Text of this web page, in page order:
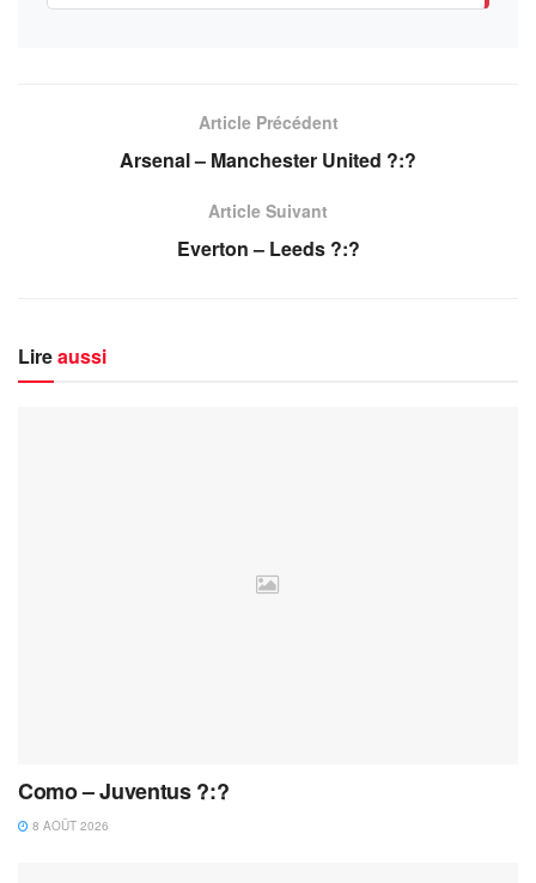
Article Précédent
Arsenal – Manchester United ?:?
Article Suivant
Everton – Leeds ?:?
Lireaussi
Como – Juventus ?:?
8 AOÛT 2026